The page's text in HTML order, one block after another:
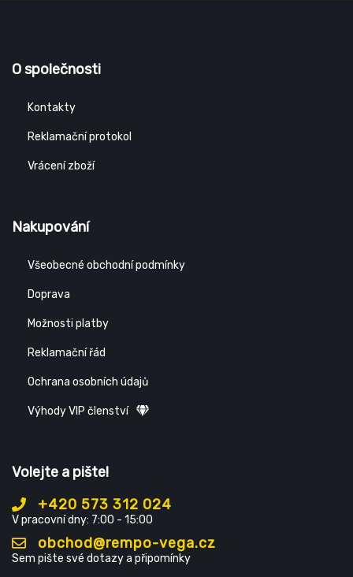
O společnosti
Kontakty
Reklamační protokol
Vrácení zboží
Nakupování
Všeobecné obchodní podmínky
Doprava
Možnosti platby
Reklamační řád
Ochrana osobních údajů
Výhody VIP členství
Volejte a pište!
+420 573 312 024
V pracovní dny: 7:00 - 15:00
obchod@rempo-vega.cz
Sem pište své dotazy a připomínky